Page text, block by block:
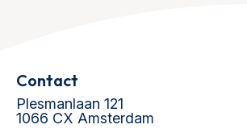
Contact
Plesmanlaan 121
1066 CX Amsterdam